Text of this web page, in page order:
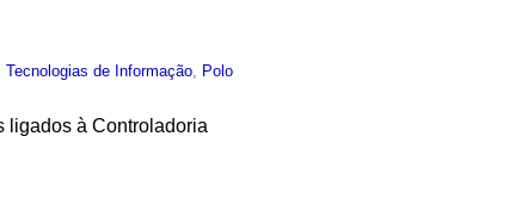
Tecnologias de Informação, Polo
ligados à Controladoria